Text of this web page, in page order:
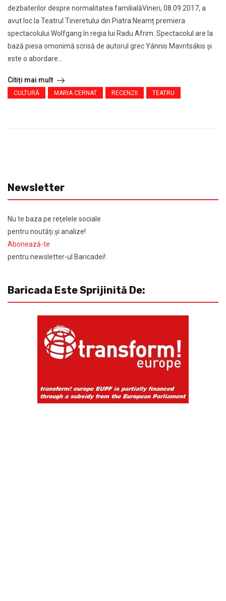
dezbaterilor despre normalitatea familialăVineri, 08.09.2017, a
avut loc la Teatrul Tineretului din Piatra Neamț premiera
spectacolului Wolfgang în regia lui Radu Afrim. Spectacolul are la
bază piesa omonimă scrisă de autorul grec Yánnis Mavritsákis și
este o abordare...
Citiți mai mult
CULTURĂ MARIA CERNAT RECENZII TEATRU
Newsletter
Nu te baza pe reţelele sociale
pentru noutăţi şi analize!
Abonează-te
pentru newsletter-ul Baricadei!:
Baricada Este Sprijinită De: